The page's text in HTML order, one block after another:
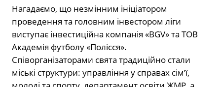
Нагадаємо, що незмінним ініціатором
проведення та головним інвестором ліги
виступає інвестиційна компанія «BGV» та ТОВ
Академія футболу «Полісся».
Співорганізаторами свята традиційно стали
міські структури: управління у справах сім’ї,